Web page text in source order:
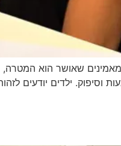
שאושר הוא המטרה,
ילדים יודעים